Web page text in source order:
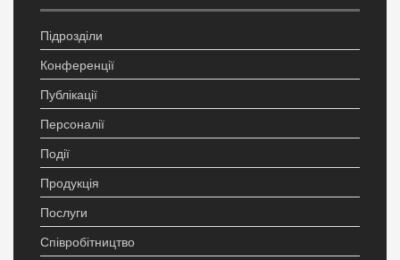
Підрозділи
Конференції
Публікації
Персоналії
Події
Продукція
Послуги
Співробітництво